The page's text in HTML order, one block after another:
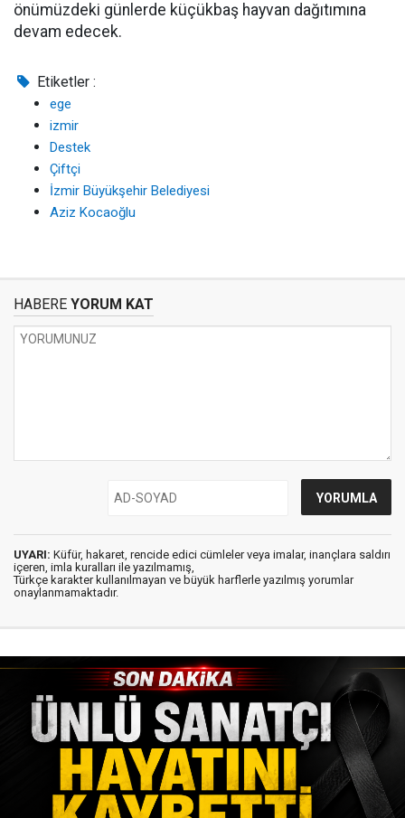
önümüzdeki günlerde küçükbaş hayvan dağıtımına
devam edecek.
Etiketler :
ege
izmir
Destek
Çiftçi
İzmir Büyükşehir Belediyesi
Aziz Kocaoğlu
HABERE YORUM KAT
UYARI: Küfür, hakaret, rencide edici cümleler veya imalar, inançlara saldırı
içeren, imla kuralları ile yazılmamış,
Türkçe karakter kullanılmayan ve büyük harflerle yazılmış yorumlar
onaylanmamaktadır.